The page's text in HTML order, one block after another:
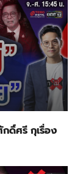
กดิ์ศรี กุเรื่อง